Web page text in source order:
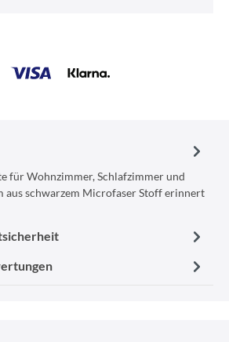
für Wohnzimmer, Schlafzimmer und
aus schwarzem Microfaser Stoff erinnert